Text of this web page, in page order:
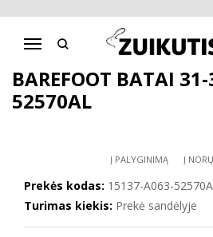
Navigacija
Pagrindinis
D.D.Step batai berniukams
Barefoot batai 31-36 d. A063-52570AL
BAREFOOT BATAI
52570AL
Į PALYGINIMĄ Į
Prekės kodas: 15137-A063-
Turimas kiekis: Prekė sandėlyje